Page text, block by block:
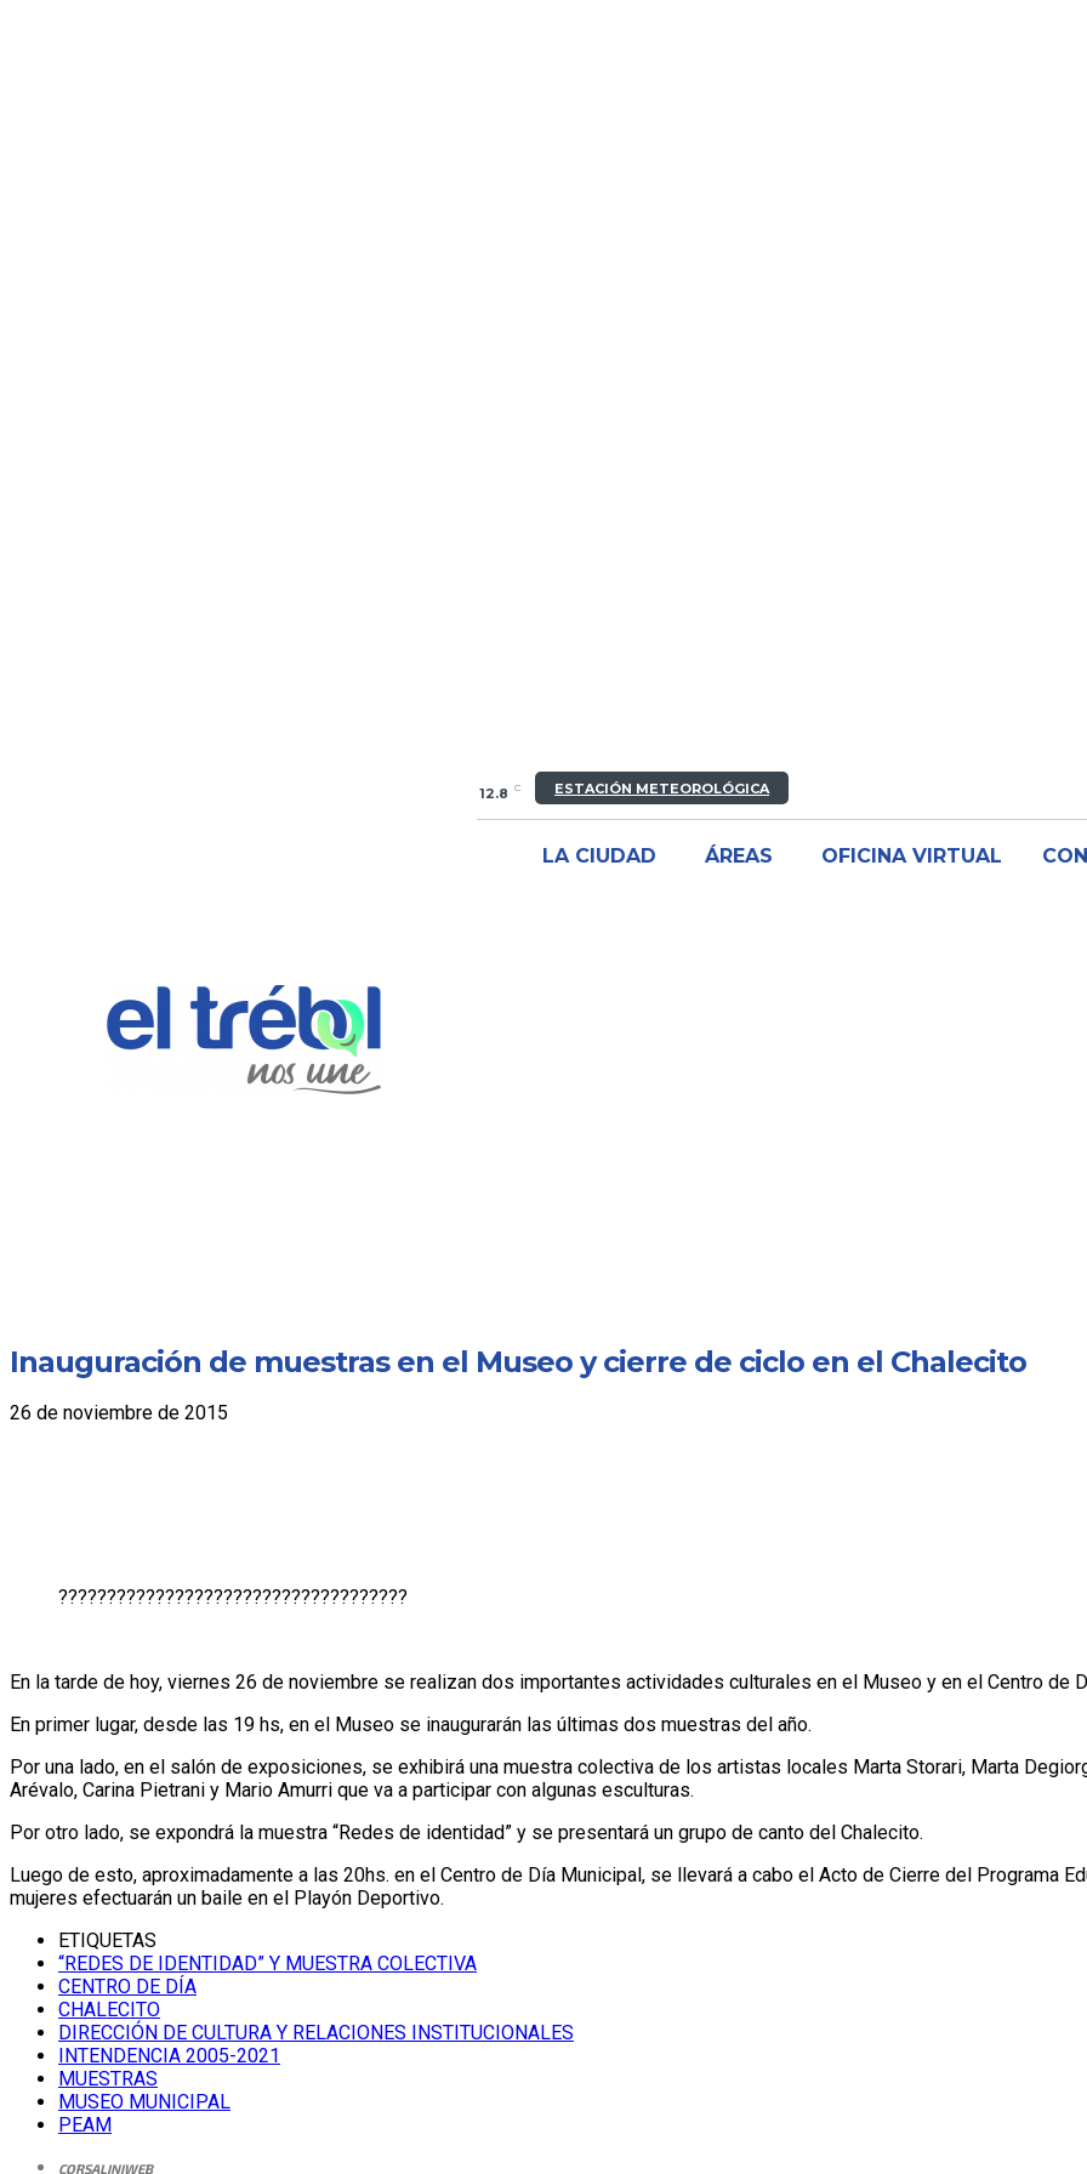
12.8 C ESTACIÓN METEOROLÓGICA
LA CIUDAD ÁREAS OFICINA VIRTUAL
Inauguración de muestras en el Museo y cierre de ciclo en el Chalecito
26 de noviembre de 2015
????????????????????????????????????
En la tarde de hoy, viernes 26 de noviembre se realizan dos importantes actividades culturales en el Museo y en el Centro de
En primer lugar, desde las 19 hs, en el Museo se inaugurarán las últimas dos muestras del año.
Por una lado, en el salón de exposiciones, se exhibirá una muestra colectiva de los artistas locales Marta Storari, Marta
Arévalo, Carina Pietrani y Mario Amurri que va a participar con algunas esculturas.
Por otro lado, se expondrá la muestra “Redes de identidad” y se presentará un grupo de canto del Chalecito.
Luego de esto, aproximadamente a las 20hs. en el Centro de Día Municipal, se llevará a cabo el Acto de Cierre del Programa
mujeres efectuarán un baile en el Playón Deportivo.
ETIQUETAS
“REDES DE IDENTIDAD” Y MUESTRA COLECTIVA
CENTRO DE DÍA
CHALECITO
DIRECCIÓN DE CULTURA Y RELACIONES INSTITUCIONALES
INTENDENCIA 2005-2021
MUESTRAS
MUSEO MUNICIPAL
PEAM
CORSALINIWEB